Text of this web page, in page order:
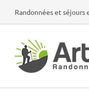
Randonnées et séjours